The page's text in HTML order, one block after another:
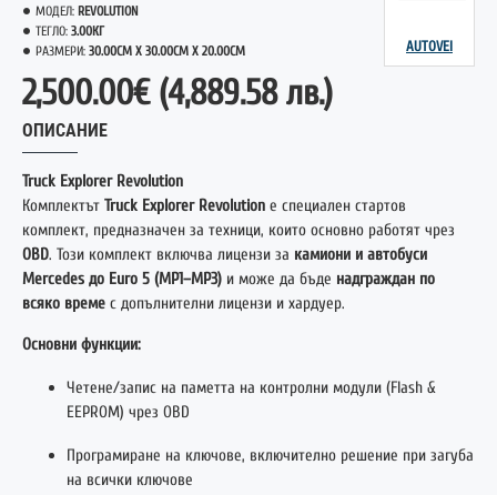
МОДЕЛ: REVOLUTION
ТЕГЛО: 3.00КГ
РАЗМЕРИ: 30.00CM X 30.00CM X 20.00CM AUTOVEI
2,500.00€ (4,889.58 лв.)
ОПИСАНИЕ
Truck Explorer Revolution
Комплектът Truck Explorer Revolution е специален стартов
комплект, предназначен за техници, които основно работят чрез
OBD. Този комплект включва лицензи за камиони и автобуси
Mercedes до Euro 5 (MP1–MP3) и може да бъде надграждан по
всяко време с допълнителни лицензи и хардуер.
Основни функции:
Четене/запис на паметта на контролни модули (Flash &
EEPROM) чрез OBD
Програмиране на ключове, включително решение при загуба
на всички ключове